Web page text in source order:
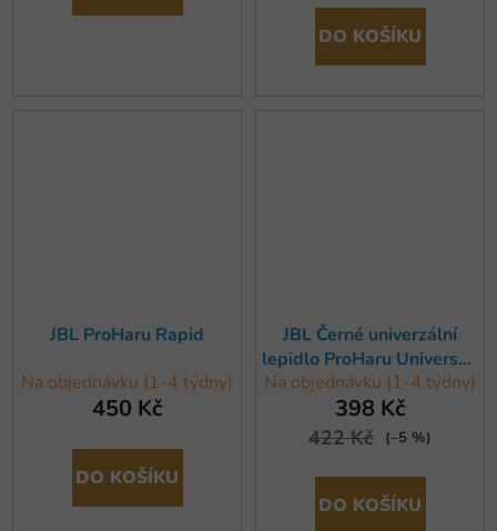
DO KOŠÍKU
JBL ProHaru Rapid
Na objednávku (1-4 týdny)
450 Kč
DO KOŠÍKU
JBL Černé univerzální
lepidlo ProHaru Universal,
80 ml
Na objednávku (1-4 týdny)
398 Kč
422 Kč (–5 %)
DO KOŠÍKU